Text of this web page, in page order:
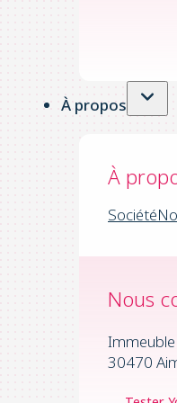
À propos
À
Société
Nous
Immeuble
30470